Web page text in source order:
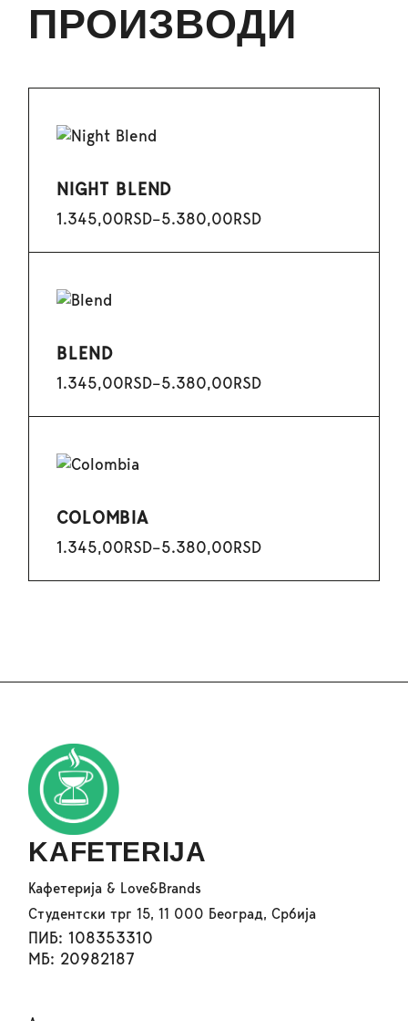
ПРОИЗВОДИ
NIGHT BLEND
1.345,00RSD–5.380,00RSD
BLEND
1.345,00RSD–5.380,00RSD
COLOMBIA
1.345,00RSD–5.380,00RSD
KAFETERIJA
Кафетерија & Love&Brands
Студентски трг 15, 11 000 Београд, Србија
ПИБ: 108353310
МБ: 20982187